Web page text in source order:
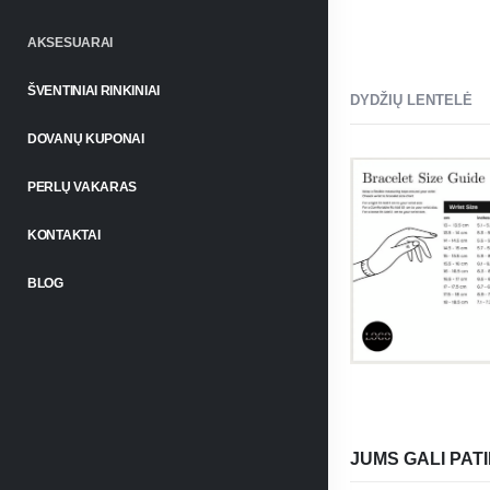
AKSESUARAI
ŠVENTINIAI RINKINIAI
DOVANŲ KUPONAI
PERLŲ VAKARAS
KONTAKTAI
BLOG
DYDŽIŲ LENTELĖ
JUMS GALI